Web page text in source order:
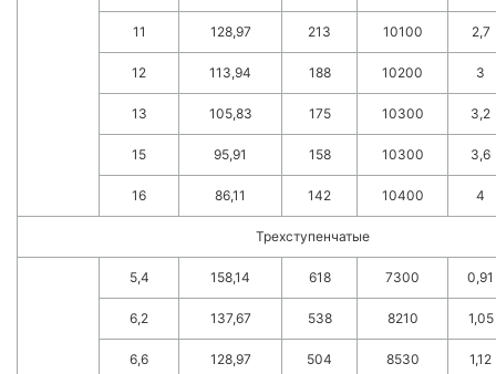
11 128,97 213 10100 2,7
12 113,94 188 10200 3
13 105,83 175 10300 3,2
15 95,91 158 10300 3,6
16 86,11 142 10400 4
Трехступенчатые
5,4 158,14 618 7300 0,91
6,2 137,67 538 8210 1,05
6,6 128,97 504 8530 1,12